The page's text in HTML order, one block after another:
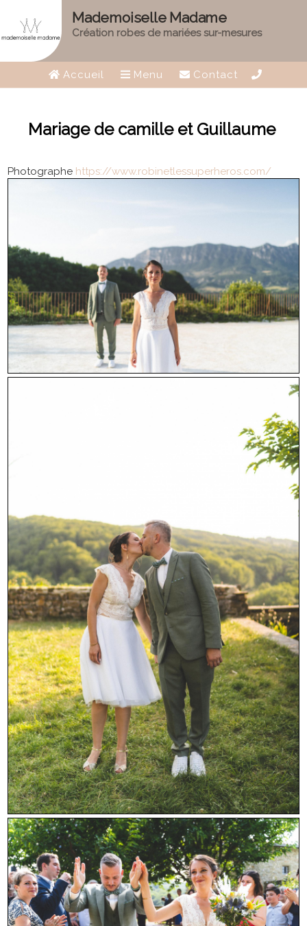
Mademoiselle Madame
Création robes de mariées sur-mesures
Accueil Menu Contact
Mariage de camille et Guillaume
Photographe https://www.robinetlessuperheros.com/